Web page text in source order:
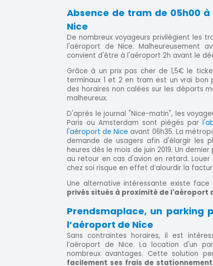
Absence de tram de 05h00
Nice
De nombreux voyageurs privilégient les
l'aéroport de Nice. Malheureusement
convient d'être à l'aéroport 2h avant le
Grâce à un prix pas cher de 1,5€ le
terminaux 1 et 2 en tram est un vrai bon
des horaires non calées sur les départs
malheureux.
D'après le journal "Nice-matin", les
Paris ou Amsterdam sont piégés par
l'aéroport de Nice avant 06h35. La
demande de usagers afin d'élargir les
heures dès le mois de juin 2019. Un
au retour en cas d'avion en retard.
chez soi risque en effet d’alourdir la
Une alternative intéressante existe
privés situés à proximité de l'aéroport
Prendsmaplace, un parking
l’aéroport de Nice
Sans contraintes horaires, il est
l’aéroport de Nice. La location d'un
nombreux avantages. Cette solution
facilement ses frais de